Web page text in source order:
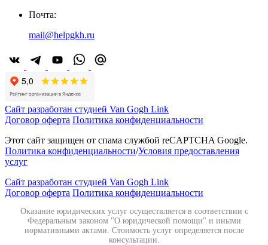
Почта:
mail@helpgkh.ru
Сайт разработан студией Van Gogh Link
Договор оферта Политика конфиденциальности
Этот сайт защищен от спама службой reCAPTCHA Google.
Политика конфиденциальности/Условия предоставления
услуг
Сайт разработан студией Van Gogh Link
Договор оферта Политика конфиденциальности
Оказание юридических услуг осуществляется в соответствии с
Федеральным законом "О юридической помощи" и иными
нормативными актами. Стоимость услуг определяется после
консультации.